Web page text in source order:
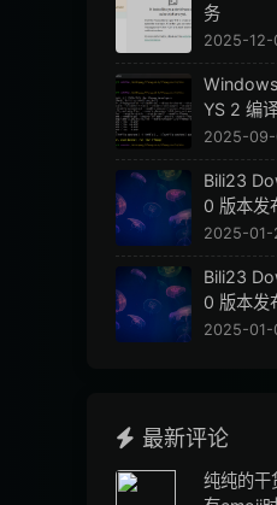
务
2025-12-
YS 2 编
2025-
Bili23
0 版本发
2025-01-
Bili23
0 版本发
2025-01-
最新评论
纯纯的干